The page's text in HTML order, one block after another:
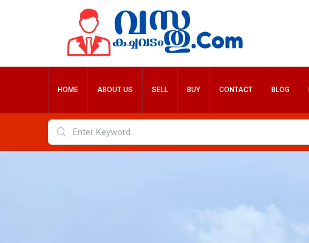
HOME ABOUT US SELL BUY CONTACT BLOG